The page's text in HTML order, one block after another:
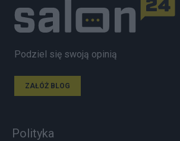
Podziel się swoją opinią
ZAŁÓŻ BLOG
Polityka